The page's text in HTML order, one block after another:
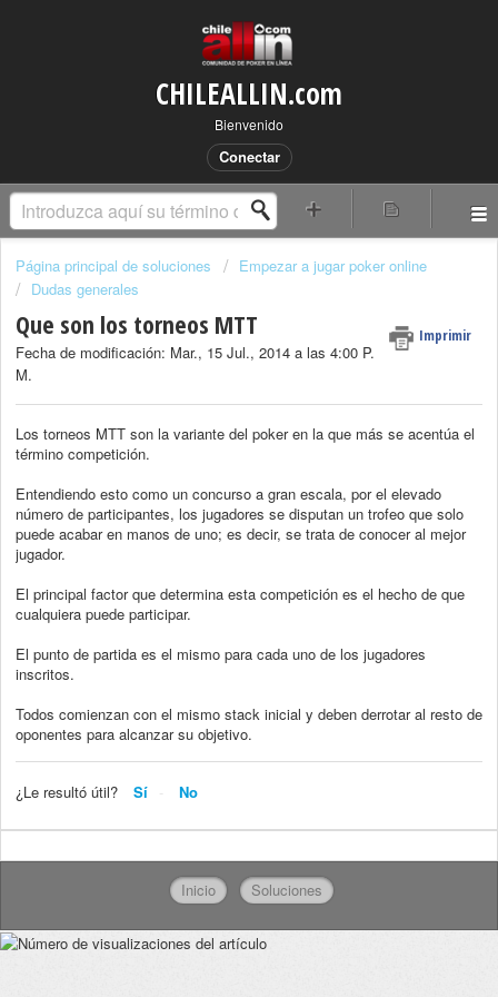
CHILEALLIN.com
Bienvenido
Conectar
Página principal de soluciones
Empezar a jugar poker online
Dudas generales
Que son los torneos MTT Imprimir
Fecha de modificación: Mar., 15 Jul., 2014 a las 4:00 P.
M.
Los torneos MTT son la variante del poker en la que más se acentúa el
término competición.
Entendiendo esto como un concurso a gran escala, por el elevado
número de participantes, los jugadores se disputan un trofeo que solo
puede acabar en manos de uno; es decir, se trata de conocer al mejor
jugador.
El principal factor que determina esta competición es el hecho de que
cualquiera puede participar.
El punto de partida es el mismo para cada uno de los jugadores
inscritos.
Todos comienzan con el mismo stack inicial y deben derrotar al resto de
oponentes para alcanzar su objetivo.
¿Le resultó útil? Sí No
Inicio Soluciones